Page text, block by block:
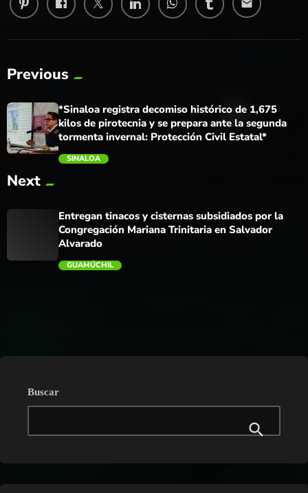
email
Previous
*Sinaloa registra decomiso histórico de 1,675
kilos de pirotecnia y se prepara ante la segunda
tormenta invernal: Protección Civil Estatal*
SINALOA
Next
Entregan tinacos y cisternas subsidiados por la
Congregación Mariana Trinitaria en Salvador
Alvarado
GUAMÚCHIL
Buscar